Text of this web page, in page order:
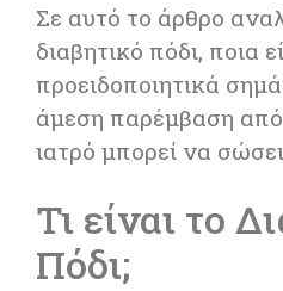
Σε αυτό το άρθρο
διαβητικό πόδι, ποια
προειδοποιητικά
άμεση παρέμβαση από
ιατρό μπορεί να
Τι είναι το
Πόδι;